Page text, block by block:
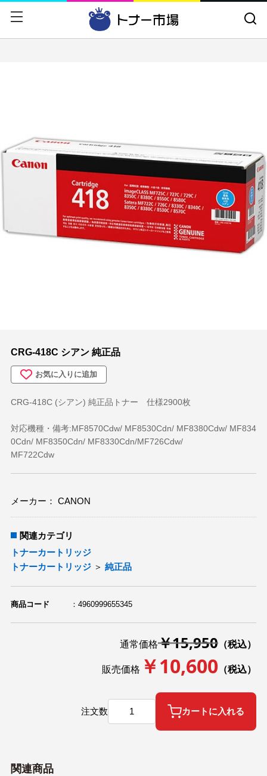
戻る
CANON
FUJITSU
京セラミタ
戻る
トナーカートリッジ
プリンタ
プリンタオプション
PC
アウトレット
CRG-418C シアン 純正品
お気に入りに追加
CRG-418C (シアン) 純正品トナー 仕様2900枚
対応機種・備考:MF8570Cdw/ MF8530Cdn/ MF8380Cdw/ MF834
0Cdn/ MF8350Cdn/ MF8330Cdn/MF726Cdw/
MF722Cdw
メーカー： CANON
関連カテゴリ
トナーカートリッジ
トナーカートリッジ ＞ 純正品
商品コード 4960999655345
通常価格￥15,950 （税込）
販売価格 ￥10,600 （税込）
注文数 カートに入れる
関連商品